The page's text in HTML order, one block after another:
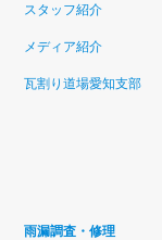
スタッフ紹介
メディア紹介
瓦割り道場愛知支部
雨漏調査・修理